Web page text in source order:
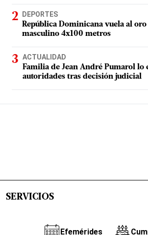
DEPORTES
República Dominicana vuela al
masculino 4x100 metros
ACTUALIDAD
Familia de Jean André Pumarol lo
autoridades tras decisión judicial
SERVICIOS
Efemérides